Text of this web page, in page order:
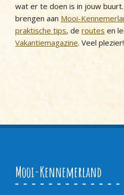
wat er te doen is in jouw
brengen aan Mooi-
praktische tips, de routes en
Vakantiemagazine. Veel plezier!
Mooi-Kennemerland